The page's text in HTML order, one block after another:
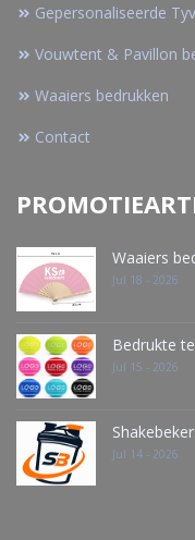
Gepersonaliseerde
Vouwtent & Pavillon
Waaiers bedrukken
Contact
Waaiers
Jul 18 - 2026
Bedrukte
Jul 15 - 2026
Jul 14 - 2026